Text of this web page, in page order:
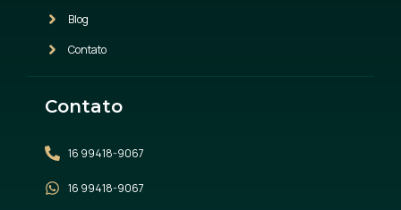
Blog
Contato
Contato
16 99418-9067
16 99418-9067